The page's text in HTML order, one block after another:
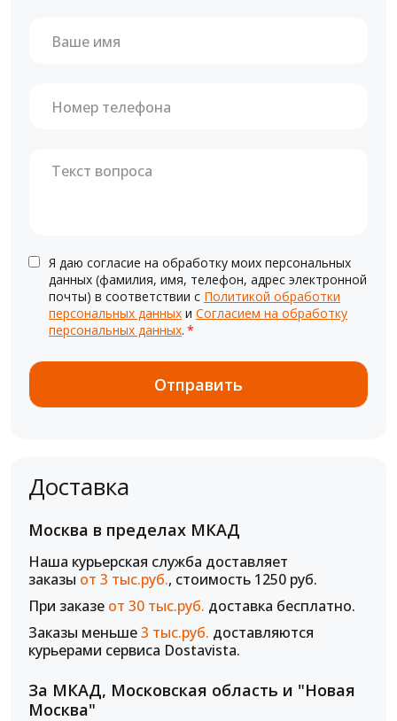
Я даю согласие на обработку моих персональных
данных (фамилия, имя, телефон, адрес электронной
почты) в соответствии с Политикой обработки
персональных данных и Согласием на обработку
персональных данных. *
Доставка
Москва в пределах МКАД
Наша курьерская служба доставляет
заказы от 3 тыс.руб., стоимость 1250 руб.
При заказе от 30 тыс.руб. доставка бесплатно.
Заказы меньше3 тыс.руб. доставляются
курьерами сервиса Dostavista.
За МКАД, Московская область и "Новая
Москва"